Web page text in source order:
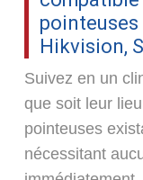
pointeuses
Hikvision,
Suivez en un
que soit leur
pointeuses
nécessitant